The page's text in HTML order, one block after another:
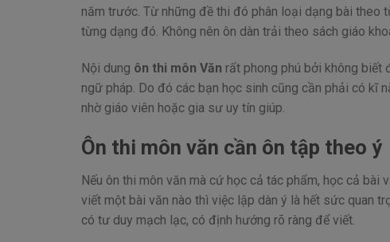
năm trước. Từ những đề thi đó phân loại dạng bài theo
từng dạng đó. Không nên ôn dàn trải theo sách giáo
Nội dung ôn thi môn Văn rất phong phú bởi không biết
ngữ pháp. Do đó các bạn học sinh cũng cần phải có kĩ
nhờ giáo viên hoặc gia sư uy tín giúp.
Ôn thi môn văn cần ôn tập theo ý
Nếu ôn thi môn văn mà cứ học cả tác phẩm, học cả
viết một bài văn nào thì việc lập dàn ý là hết sức quan
có tư duy mạch lạc, có định hướng rõ ràng để viết.